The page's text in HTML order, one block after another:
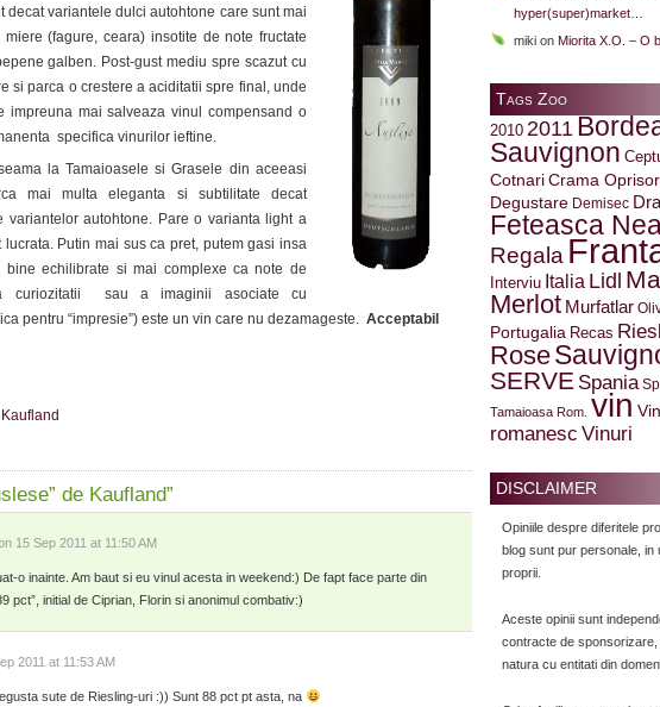
variantele dulci autohtone care sunt mai
(fagure, ceara) insotite de note fructate
galben. Post-gust mediu spre scazut cu
si parca o crestere a aciditatii spre final, unde
impreuna mai salveaza vinul compensand o
specifica vinurilor ieftine.
la Tamaioasele si Grasele din aceeasi
mai multa eleganta si subtilitate decat
variantelor autohtone. Pare o varianta light a
Putin mai sus ca pret, putem gasi insa
bine echilibrate si mai complexe ca note de
curiozitatii sau a imaginii asociate cu
pentru “impresie”) este un vin care nu dezamageste. Acceptabil
Kaufland
de Kaufland”
15 Sep 2011 at 11:50 AM
o inainte. Am baut si eu vinul acesta in weekend:) De fapt face parte din
pct”, initial de Ciprian, Florin si anonimul combativ:)
2011 at 11:53 AM
sute de Riesling-uri :)) Sunt 88 pct pt asta, na
hyper(super)market…
miki on Miorita X.O. – O
Tags Zoo
2010 2011
Sauvignon
Cotnari Crama Oprisor
Degustare Demisec
Feteasca
Regala
Interviu Italia Lidl
Merlot Murfatlar
Portugalia Recas
Rose
SERVE Spania
Tamaioasa Rom. vin
romanesc Vinuri
DISCLAIMER
Opiniile despre diferitele
blog sunt pur personale,
proprii.
Aceste opinii sunt
contracte de
natura cu entitati din